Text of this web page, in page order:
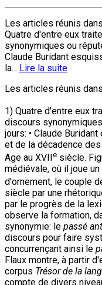
Les articles réunis
Quatre d'entre eux
synonymiques ou
Claude Buridant
la... Lire la suite
Les articles réunis
1) Quatre d'entre eux
discours
jours: • Claude
et de la décadence
Age au XVIIe siècle.
médiévale, où il joue
d'ornement, le couple
siècle par une
par le progrès de la
observe la formation,
synonymie: le passé
discours pour faire
concurrençant ainsi le
Flaux montre, à partir
corpus Trésor de la
compte de divers